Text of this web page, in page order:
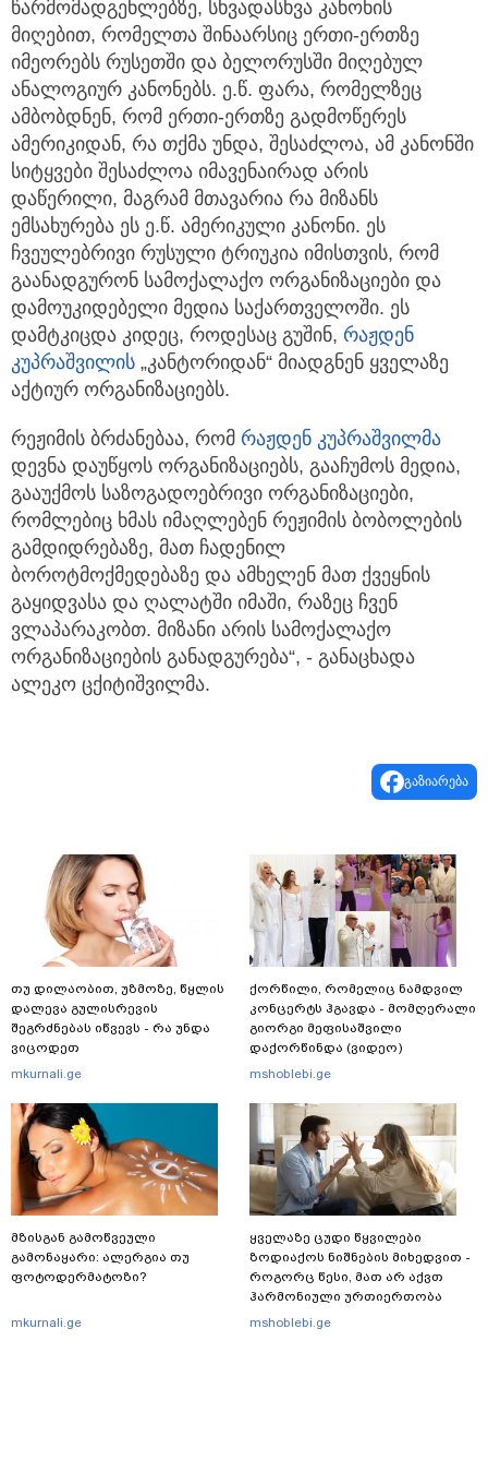
წარმომადგენლებზე, სხვადასხვა კანონის
მიღებით, რომელთა შინაარსიც ერთი-ერთზე
იმეორებს რუსეთში და ბელორუსში მიღებულ
ანალოგიურ კანონებს. ე.წ. ფარა, რომელზეც
ამბობდნენ, რომ ერთი-ერთზე გადმოწერეს
ამერიკიდან, რა თქმა უნდა, შესაძლოა, ამ კანონში
სიტყვები შესაძლოა იმავენაირად არის
დაწერილი, მაგრამ მთავარია რა მიზანს
ემსახურება ეს ე.წ. ამერიკული კანონი. ეს
ჩვეულებრივი რუსული ტრიუკია იმისთვის, რომ
გაანადგურონ სამოქალაქო ორგანიზაციები და
დამოუკიდებელი მედია საქართველოში. ეს
დამტკიცდა კიდეც, როდესაც გუშინ, რაჟდენ
კუპრაშვილის „კანტორიდან“ მიადგნენ ყველაზე
აქტიურ ორგანიზაციებს.
რეჟიმის ბრძანებაა, რომ რაჟდენ კუპრაშვილმა
დევნა დაუწყოს ორგანიზაციებს, გააჩუმოს მედია,
გააუქმოს საზოგადოებრივი ორგანიზაციები,
რომლებიც ხმას იმაღლებენ რეჟიმის ბობოლების
გამდიდრებაზე, მათ ჩადენილ
ბოროტმოქმედებაზე და ამხელენ მათ ქვეყნის
გაყიდვასა და ღალატში იმაში, რაზეც ჩვენ
ვლაპარაკობთ. მიზანი არის სამოქალაქო
ორგანიზაციების განადგურება“, - განაცხადა
ალეკო ცქიტიშვილმა.
გაზიარება
თუ დილაობით, უზმოზე, წყლის
დალევა გულისრევის
შეგრძნებას იწვევს - რა უნდა
ვიცოდეთ
mkurnali.ge
მზისგან გამოწვეული
გამონაყარი: ალერგია თუ
ფოტოდერმატოზი?
mkurnali.ge
ქორწილი, რომელიც ნამდვილ
კონცერტს ჰგავდა - მომღერალი
გიორგი მეფისაშვილი
დაქორწინდა (ვიდეო)
mshoblebi.ge
ყველაზე ცუდი წყვილები
ზოდიაქოს ნიშნების მიხედვით -
როგორც წესი, მათ არ აქვთ
ჰარმონიული ურთიერთობა
mshoblebi.ge